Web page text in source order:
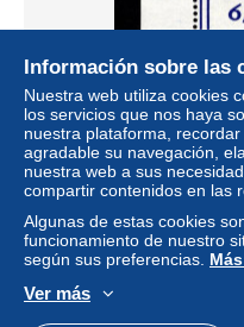
BRD Bund 701 DZ
±
Estatus
Información sobre las
Nuestra web utiliza cookies
los servicios que nos haya
nuestra plataforma,
agradable su navegación,
nuestra web a sus
compartir contenidos en las
Algunas de estas cookies
funcionamiento de nuestro
según sus preferencias.
Ver más